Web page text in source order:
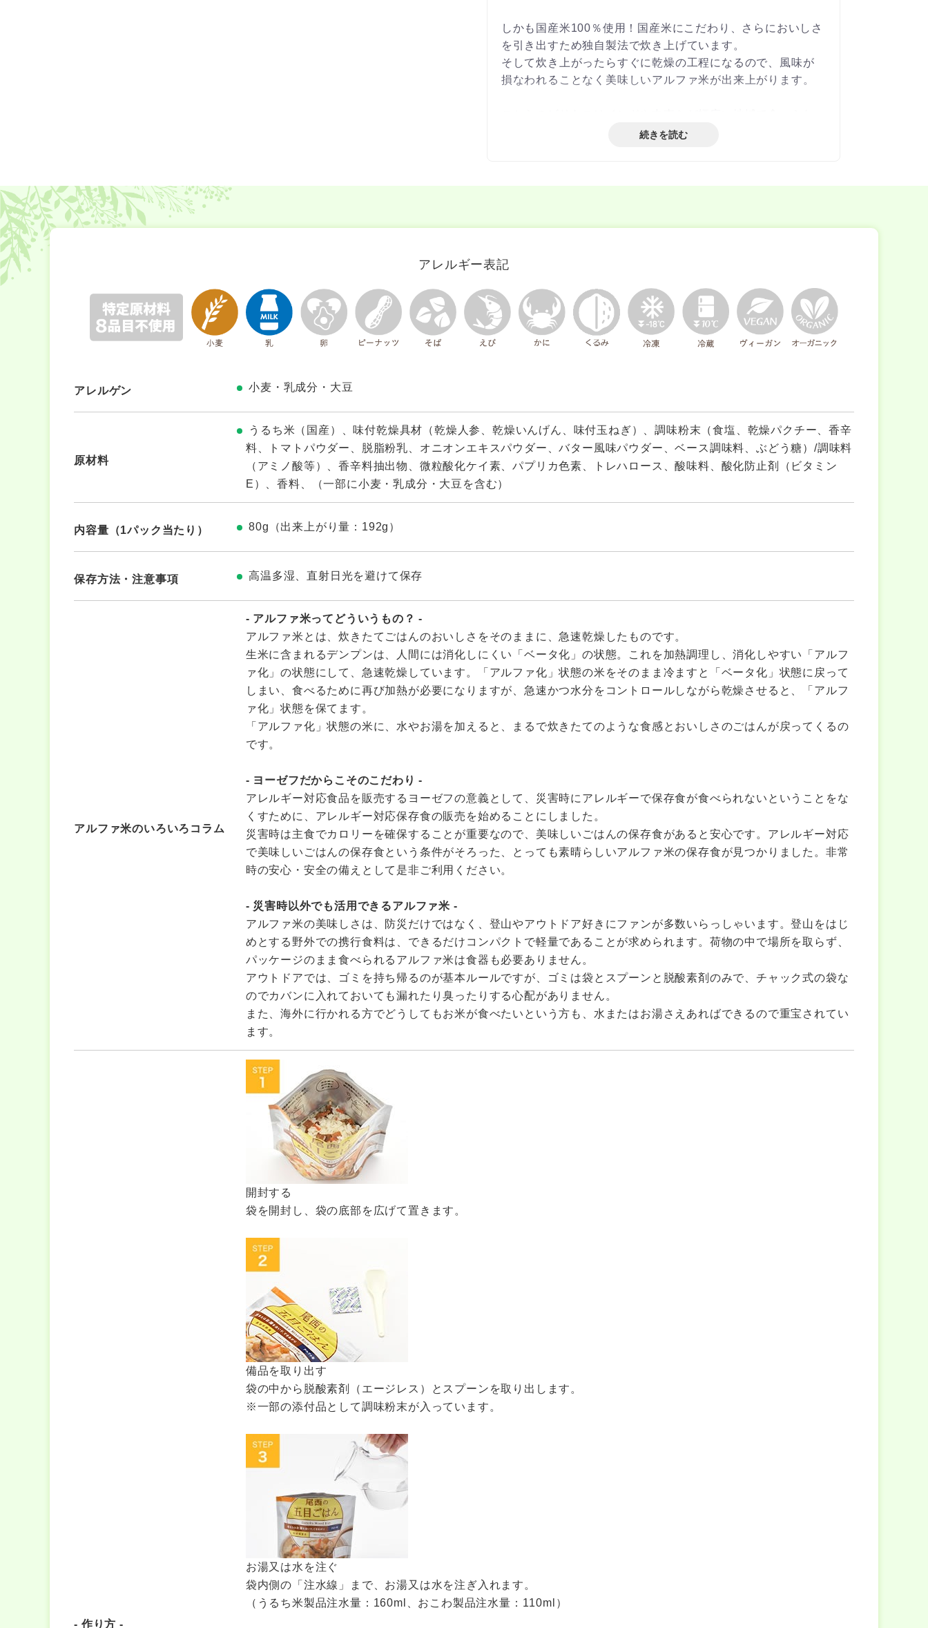
しかも国産米100％使用！国産米にこだわり、さらにおいしさ
を引き出すため独自製法で炊き上げています。
そして炊き上がったらすぐに乾燥の工程になるので、風味が
損なわれることなく美味しいアルファ米が出来上がります。
ているスパイスを効かせた炊きこみごはんです。
現在庫の賞味期限は、2028年3月／2027年12月となります。
賞味期限が長いもの（2028年のもの）から順次優先的に発送
いたします。
続きを読む
アレルギー表記
アレルゲン 小麦・乳成分・大豆
原材料
うるち米（国産）、味付乾燥具材（乾燥人参、乾燥いんげん、味付玉ねぎ）、調味粉末（食塩、乾燥パクチー、香辛
料、トマトパウダー、脱脂粉乳、オニオンエキスパウダー、バター風味パウダー、ベース調味料、ぶどう糖）/調味料
（アミノ酸等）、香辛料抽出物、微粒酸化ケイ素、パプリカ色素、トレハロース、酸味料、酸化防止剤（ビタミン
E）、香料、（一部に小麦・乳成分・大豆を含む）
内容量（1パック当たり） 80g（出来上がり量：192g）
保存方法・注意事項 高温多湿、直射日光を避けて保存
アルファ米のいろいろコラム
- アルファ米ってどういうもの？ -
アルファ米とは、炊きたてごはんのおいしさをそのままに、急速乾燥したものです。
生米に含まれるデンプンは、人間には消化しにくい「ベータ化」の状態。これを加熱調理し、消化しやすい「アルフ
ァ化」の状態にして、急速乾燥しています。「アルファ化」状態の米をそのまま冷ますと「ベータ化」状態に戻って
しまい、食べるために再び加熱が必要になりますが、急速かつ水分をコントロールしながら乾燥させると、「アルフ
ァ化」状態を保てます。
「アルファ化」状態の米に、水やお湯を加えると、まるで炊きたてのような食感とおいしさのごはんが戻ってくるの
です。
- ヨーゼフだからこそのこだわり -
アレルギー対応食品を販売するヨーゼフの意義として、災害時にアレルギーで保存食が食べられないということをな
くすために、アレルギー対応保存食の販売を始めることにしました。
災害時は主食でカロリーを確保することが重要なので、美味しいごはんの保存食があると安心です。アレルギー対応
で美味しいごはんの保存食という条件がそろった、とっても素晴らしいアルファ米の保存食が見つかりました。非常
時の安心・安全の備えとして是非ご利用ください。
- 災害時以外でも活用できるアルファ米 -
アルファ米の美味しさは、防災だけではなく、登山やアウトドア好きにファンが多数いらっしゃいます。登山をはじ
めとする野外での携行食料は、できるだけコンパクトで軽量であることが求められます。荷物の中で場所を取らず、
パッケージのまま食べられるアルファ米は食器も必要ありません。
アウトドアでは、ゴミを持ち帰るのが基本ルールですが、ゴミは袋とスプーンと脱酸素剤のみで、チャック式の袋な
のでカバンに入れておいても漏れたり臭ったりする心配がありません。
また、海外に行かれる方でどうしてもお米が食べたいという方も、水またはお湯さえあればできるので重宝されてい
ます。
- 作り方 -
開封する
袋を開封し、袋の底部を広げて置きます。
備品を取り出す
袋の中から脱酸素剤（エージレス）とスプーンを取り出します。
※一部の添付品として調味粉末が入っています。
お湯又は水を注ぐ
袋内側の「注水線」まで、お湯又は水を注ぎ入れます。
（うるち米製品注水量：160ml、おこわ製品注水量：110ml）